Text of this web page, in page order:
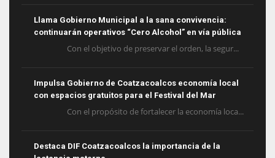
Llama Gobierno Municipal a la sana convivencia:
continuarán operativos “Cero Alcohol” en vía pública
Con el objetivo de preservar el orden, la segur...
Impulsa Gobierno de Coatzacoalcos economía local
con espacios gratuitos para el Festival del Mar
Con el propósito de fortalecer la economía loca...
Destaca DIF Coatzacoalcos la importancia de la